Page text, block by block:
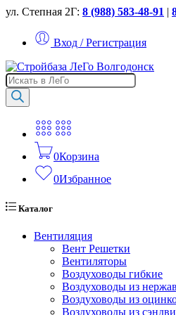
ул. Степная 2Г: 8 (988) 583-48-91 |
Вход / Регистрация
Поиск
товаров
0Корзина
0Избранное
Каталог
Вентиляция
Вент Решетки
Вентиляторы
Воздуховоды гибкие
Воздуховоды из
Воздуховоды из
Воздуховоды из